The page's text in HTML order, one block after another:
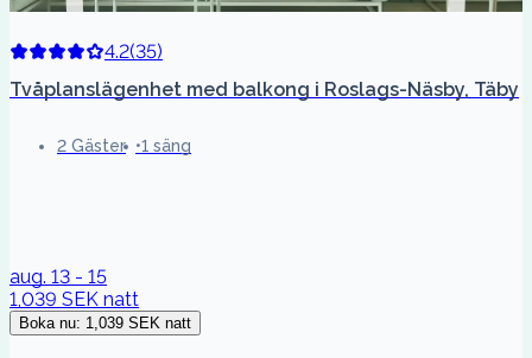
4.2(35)
Tvåplanslägenhet med balkong i Roslags-Näsby, Täby
2 Gäster 1 säng
aug. 13 - 15
1,039 SEK natt
Boka nu: 1,039 SEK natt